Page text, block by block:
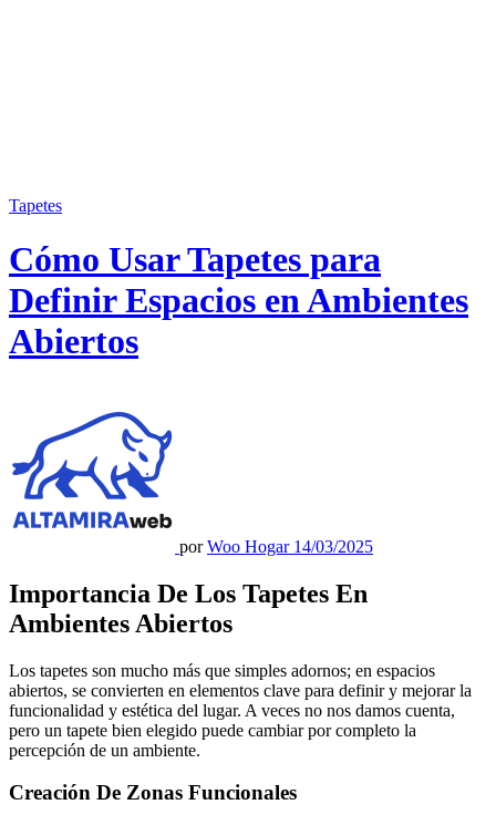
Tapetes
Cómo Usar Tapetes para
Definir Espacios en Ambientes
Abiertos
porWoo Hogar 14/03/2025
Importancia De Los Tapetes En
Ambientes Abiertos
Los tapetes son mucho más que simples adornos; en espacios
abiertos, se convierten en elementos clave para definir y mejorar la
funcionalidad y estética del lugar. A veces no nos damos cuenta,
pero un tapete bien elegido puede cambiar por completo la
percepción de un ambiente.
Creación De Zonas Funcionales